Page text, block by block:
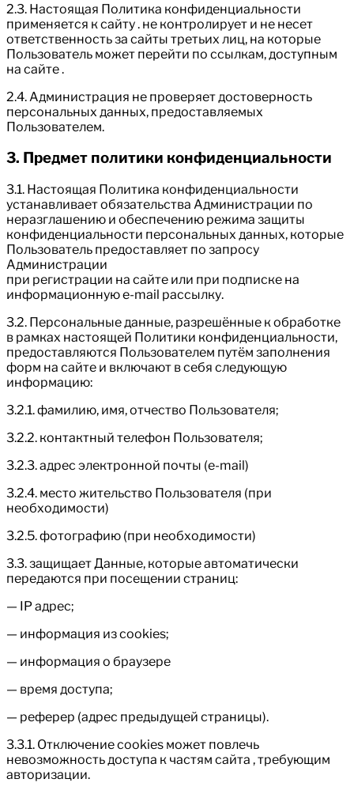
2.3. Настоящая Политика конфиденциальности
применяется к сайту . не контролирует и не несет
ответственность за сайты третьих лиц, на которые
Пользователь может перейти по ссылкам, доступным
на сайте .
2.4. Администрация не проверяет достоверность
персональных данных, предоставляемых
Пользователем.
3. Предмет политики конфиденциальности
3.1. Настоящая Политика конфиденциальности
устанавливает обязательства Администрации по
неразглашению и обеспечению режима защиты
конфиденциальности персональных данных, которые
Пользователь предоставляет по запросу
Администрации
при регистрации на сайте или при подписке на
информационную e-mail рассылку.
3.2. Персональные данные, разрешённые к обработке
в рамках настоящей Политики конфиденциальности,
предоставляются Пользователем путём заполнения
форм на сайте и включают в себя следующую
информацию:
3.2.1. фамилию, имя, отчество Пользователя;
3.2.2. контактный телефон Пользователя;
3.2.3. адрес электронной почты (e-mail)
3.2.4. место жительство Пользователя (при
необходимости)
3.2.5. фотографию (при необходимости)
3.3. защищает Данные, которые автоматически
передаются при посещении страниц:
— IP адрес;
— информация из cookies;
— информация о браузере
— время доступа;
— реферер (адрес предыдущей страницы).
3.3.1. Отключение cookies может повлечь
невозможность доступа к частям сайта , требующим
авторизации.